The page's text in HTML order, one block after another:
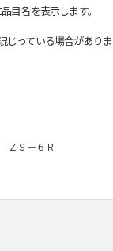
目名を表示します。
ている場合があり
ＺＳ－６Ｒ